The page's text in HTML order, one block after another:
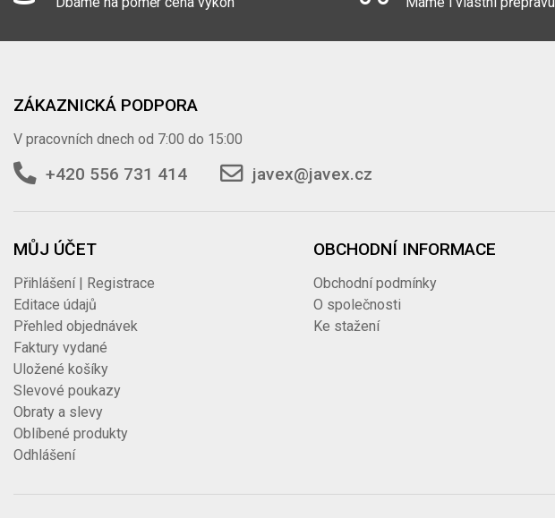
ZÁKAZNICKÁ PODPORA
V pracovních dnech od 7:00 do 15:00
+420 556 731 414 javex@javex.cz
MŮJ ÚČET
Přihlášení | Registrace
Editace údajů
Přehled objednávek
Faktury vydané
Uložené košíky
Slevové poukazy
Obraty a slevy
Oblíbené produkty
Odhlášení
OBCHODNÍ INFORMACE
Obchodní podmínky
O společnosti
Ke stažení